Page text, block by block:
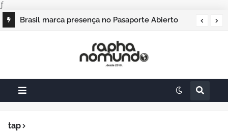
ƒ
Brasil marca presença no Pasaporte Abierto
tap